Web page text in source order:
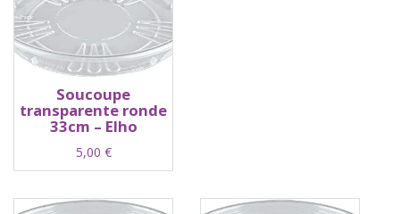
Soucoupe
transparente ronde
33cm – Elho
5,00 €